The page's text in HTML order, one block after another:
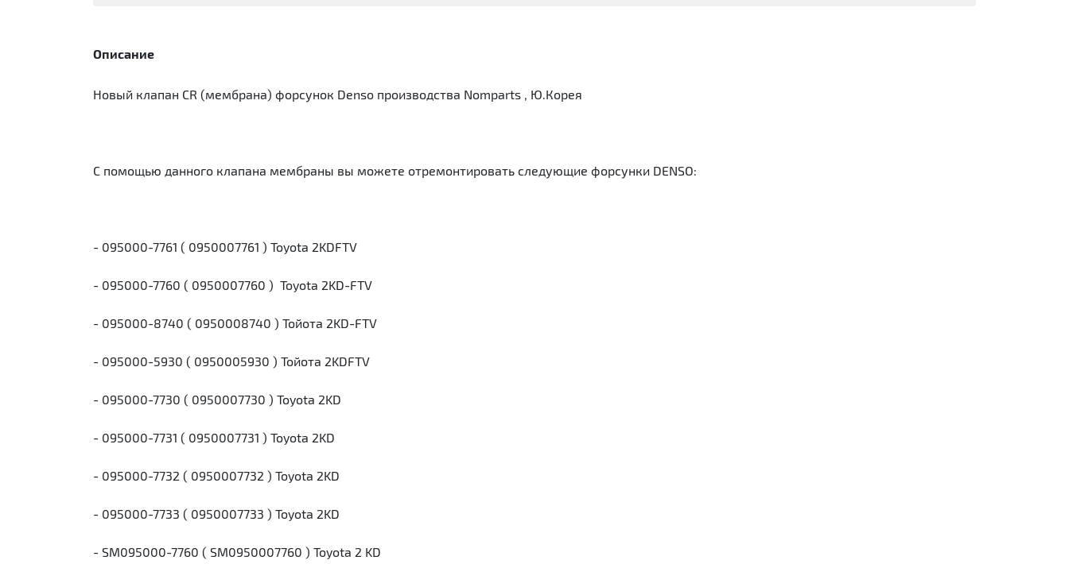
Описание
Новый клапан CR (мембрана) форсунок Denso производства Nomparts , Ю.Корея
C помощью данного клапана мембраны вы можете отремонтировать следующие форсунки DENSO:
- 095000-7761 ( 0950007761 ) Toyota 2KDFTV
- 095000-7760 ( 0950007760 ) Toyota 2KD-FTV
- 095000-8740 ( 0950008740 ) Тойота 2KD-FTV
- 095000-5930 ( 0950005930 ) Тойота 2KDFTV
- 095000-7730 ( 0950007730 ) Toyota 2KD
- 095000-7731 ( 0950007731 ) Toyota 2KD
- 095000-7732 ( 0950007732 ) Toyota 2KD
- 095000-7733 ( 0950007733 ) Toyota 2KD
- SM095000-7760 ( SM0950007760 ) Toyota 2 KD